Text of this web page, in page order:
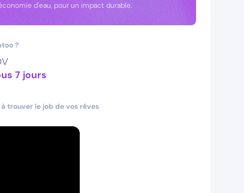
d'eau, pour un impact durable.
?
7 jours
trouver le job de vos rêves